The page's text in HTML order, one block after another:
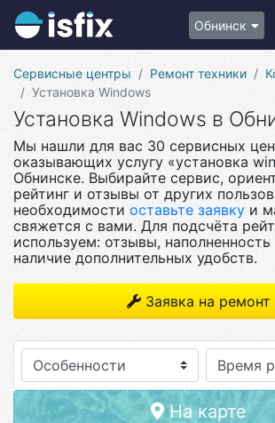
Обнинск
Сервисные центры Ремонт техники
Установка Windows
Установка Windows в
Мы нашли для вас 30 сервисных
оказывающих услугу «установка
Обнинске. Выбирайте сервис,
рейтинг и отзывы от других
необходимости оставьте заявку и
свяжется с вами. Для подсчёта
используем: отзывы, наполненность
наличие дополнительных удобств.
Заявка на ремонт
Особенности
На карте